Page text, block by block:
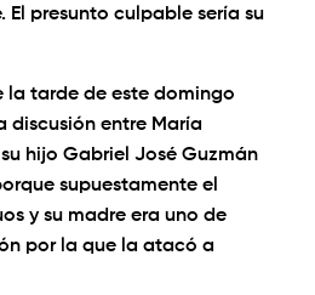
El presunto culpable sería su
la tarde de este domingo
discusión entre María
hijo Gabriel José Guzmán
supuestamente el
y su madre era uno de
por la que la atacó a